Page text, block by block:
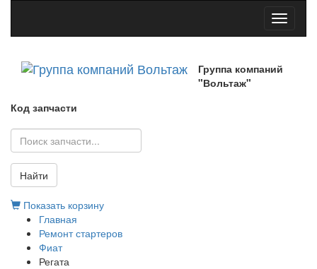
Toggle
Группа компаний
"Вольтаж"
Код запчасти
Найти
Показать корзину
Главная
Ремонт стартеров
Фиат
Регата